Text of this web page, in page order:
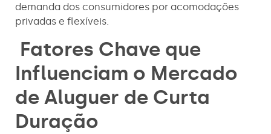
demanda dos consumidores por acomodações
privadas e flexíveis.
Fatores Chave que
Influenciam o Mercado
de Aluguer de Curta
Duração